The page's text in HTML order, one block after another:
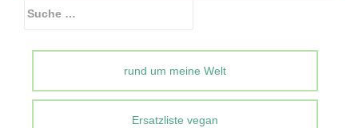
Suche
rund um meine Welt
Ersatzliste vegan